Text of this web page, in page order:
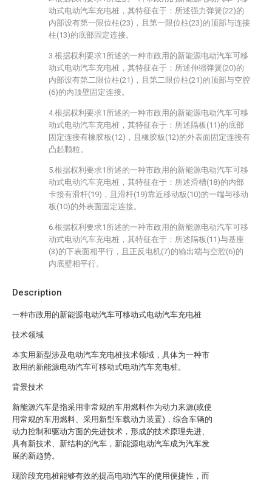
Description
一种市政用的新能源电动汽车可移动式电动汽车充电桩
技术领域
本实用新型涉及电动汽车充电桩技术领域，具体为一种市
政用的新能源电动汽车可移动式电动汽车充电桩。
背景技术
新能源汽车是指采用非常规的车用燃料作为动力来源(或使
用常规的车用燃料、采用新型车载动力装置)，综合车辆的
动力控制和驱动方面的先进技术，形成的技术原理先进、
具有新技术、新结构的汽车，新能源电动汽车成为汽车发
展的新趋势。
现阶段充电桩能够有效的提高电动汽车的使用便捷性，而
动式电动汽车充电桩，其特征在于：所述强力弹簧(22)的
内部设有第一限位柱(23)，且第一限位柱(23)的顶部与连接
柱(13)的底部固定连接。
3.根据权利要求1所述的一种市政用的新能源电动汽车可移
动式电动汽车充电桩，其特征在于：所述伸缩弹簧(20)的
内部设有第二限位柱(21)，且第二限位柱(21)的顶部与空腔
(6)的内顶壁固定连接。
4.根据权利要求1所述的一种市政用的新能源电动汽车可移
动式电动汽车充电桩，其特征在于：所述隔板(11)的底部
固定连接有橡胶板(12)，且橡胶板(12)的外表面固定连接有
凸起颗粒。
5.根据权利要求1所述的一种市政用的新能源电动汽车可移
动式电动汽车充电桩，其特征在于：所述滑槽(18)的内部
卡接有滑杆(19)，且滑杆(19)靠近移动板(10)的一端与移动
板(10)的外表面固定连接。
6.根据权利要求1所述的一种市政用的新能源电动汽车可移
动式电动汽车充电桩，其特征在于：所述隔板(11)与基座
(3)的下表面相平行，且正反电机(7)的输出端与空腔(6)的
内底壁相平行。